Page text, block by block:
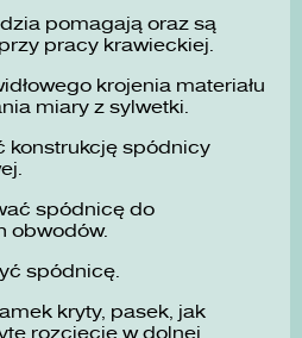
pomagają oraz są
pracy krawieckiej.
krojenia materiału
miary z sylwetki.
konstrukcję spódnicy
spódnicę do
obwodów.
spódnicę.
kryty, pasek, jak
rozcięcie w dolnej